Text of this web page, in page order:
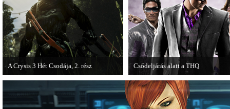
videója.
A Crysis 3 Hét Csodája, 2. rész
második része, amely a The Hunt címet
kapta.
Csődeljárás alatt a THQ
Egy újabb videojáték-kiadó került
csődeljárás alá, aki nem más, mint
THQ.